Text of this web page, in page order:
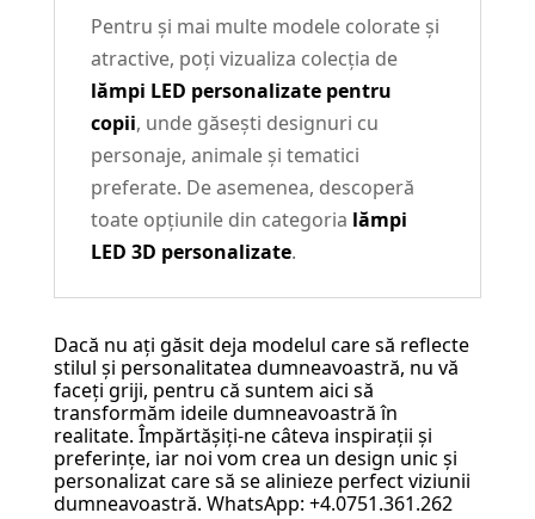
Pentru și mai multe modele colorate și
atractive, poți vizualiza colecția de
lămpi LED personalizate pentru
copii, unde găsești designuri cu
personaje, animale și tematici
preferate. De asemenea, descoperă
toate opțiunile din categoria lămpi
LED 3D personalizate.
Dacă nu ați găsit deja modelul care să reflecte
stilul și personalitatea dumneavoastră, nu vă
faceți griji, pentru că suntem aici să
transformăm ideile dumneavoastră în
realitate. Împărtășiți-ne câteva inspirații și
preferințe, iar noi vom crea un design unic și
personalizat care să se alinieze perfect viziunii
dumneavoastră. WhatsApp: +4.0751.361.262